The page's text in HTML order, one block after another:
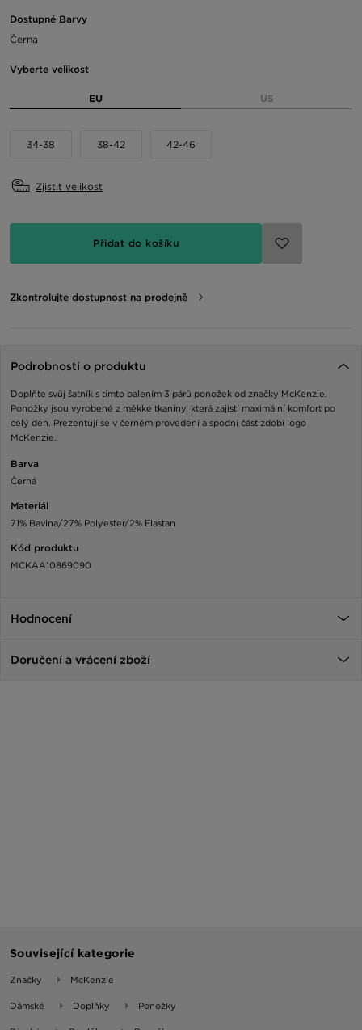
Dostupné Barvy
Černá
Vyberte velikost
EU US
34-38 38-42 42-46
Zjistit velikost
Přidat do košíku
Zkontrolujte dostupnost na prodejně
Podrobnosti o produktu
Doplňte svůj šatník s tímto balením 3 párů ponožek od značky McKenzie.
Ponožky jsou vyrobené z měkké tkaniny, která zajistí maximální komfort po
celý den. Prezentují se v černém provedení a spodní část zdobí logo
McKenzie.
Barva
Černá
Materiál
71% Bavlna/27% Polyester/2% Elastan
Kód produktu
MCKAA10869090
Hodnocení
Doručení a vrácení zboží
Související kategorie
Značky McKenzie
Dámské Doplňky Ponožky